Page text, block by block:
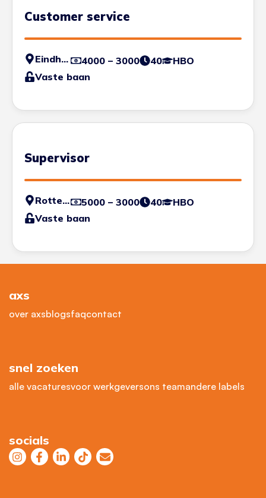
Customer service
Eindhoven 4000 – 3000 40
HBO
Vaste baan
Supervisor
Rotterdam 5000 – 3000 40
HBO
Vaste baan
axs
over axsblogsfaqcontact
snel zoeken
alle vacaturesvoor werkgeversons teamandere labels
socials